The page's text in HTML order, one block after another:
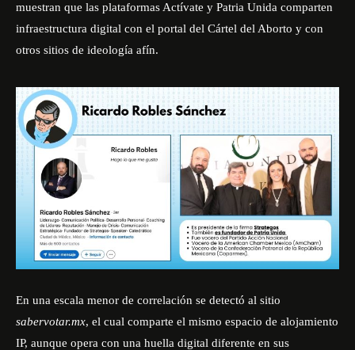
muestran que las plataformas Actívate y Patria Unida comparten
infraestructura digital con el portal del Cártel del Aborto y con
otros sitios de ideología afín.
En una escala menor de correlación se detectó al sitio
sabervotar.mx, el cual comparte el mismo espacio de alojamiento
IP, aunque opera con una huella digital diferente en sus